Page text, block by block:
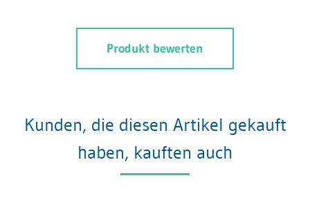
Produkt bewerten
Kunden, die diesen Artikel gekauft
haben, kauften auch